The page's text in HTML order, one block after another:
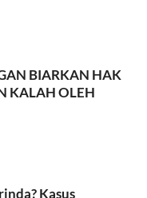
BIARKAN HAK
KALAH OLEH
Kasus